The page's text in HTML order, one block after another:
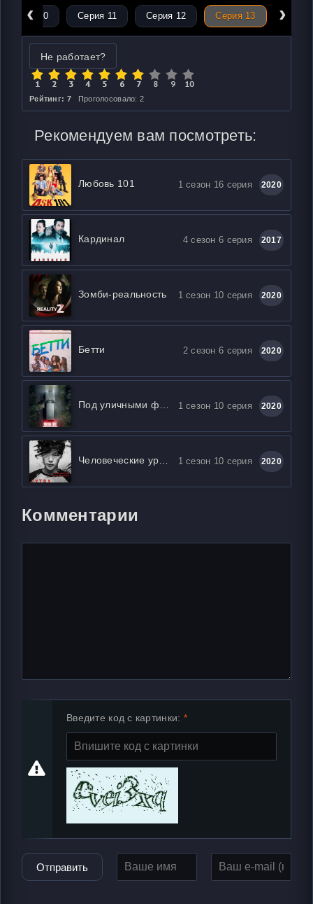
‹
Серия 10 Серия 11 Серия 12 Серия 13 ›
Не работает?
Рейтинг: 7 Проголосовало: 2
Рекомендуем вам посмотреть:
Любовь 101 1 сезон 16 серия 2020
Кардинал 4 сезон 6 серия 2017
Зомби-реальность 1 сезон 10 серия 2020
Бетти 2 сезон 6 серия 2020
1 сезон 10 серия 2020
1 сезон 10 серия 2020
Комментарии
Введите код с картинки:
Отправить